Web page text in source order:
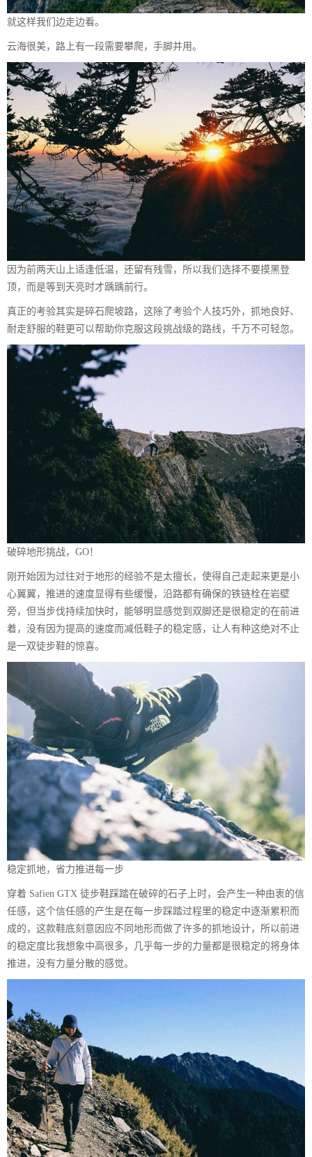
就这样我们边走边看。
云海很美，路上有一段需要攀爬，手脚并用。
因为前两天山上适逢低温，还留有残雪，所以我们选择不要摸黑登
顶，而是等到天亮时才踽踽前行。
真正的考验其实是碎石爬坡路，这除了考验个人技巧外，抓地良好、
耐走舒服的鞋更可以帮助你克服这段挑战级的路线，千万不可轻忽。
破碎地形挑战，GO！
刚开始因为过往对于地形的经验不是太擅长，使得自己走起来更是小
心翼翼，推进的速度显得有些缓慢，沿路都有确保的铁链栓在岩壁
旁，但当步伐持续加快时，能够明显感觉到双脚还是很稳定的在前进
着，没有因为提高的速度而减低鞋子的稳定感，让人有种这绝对不止
是一双徒步鞋的惊喜。
稳定抓地，省力推进每一步
穿着 Safien GTX 徒步鞋踩踏在破碎的石子上时，会产生一种由衷的信
任感，这个信任感的产生是在每一步踩踏过程里的稳定中逐渐累积而
成的，这款鞋底刻意因应不同地形而做了许多的抓地设计，所以前进
的稳定度比我想象中高很多，几乎每一步的力量都是很稳定的将身体
推进，没有力量分散的感觉。